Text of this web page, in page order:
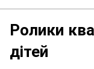
Ролики
дітей